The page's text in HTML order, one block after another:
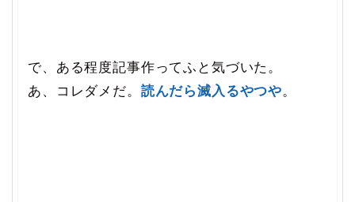
で、ある程度記事作ってふと気づいた。
あ、コレダメだ。 読んだら滅入るやつや。